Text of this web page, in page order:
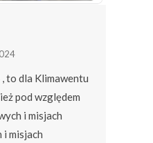
to dla Klimawentu
pod względem
i misjach
i misjach